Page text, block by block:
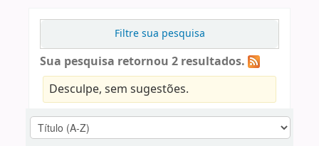
Filtre sua pesquisa
Sua pesquisa retornou 2 resultados.
Desculpe, sem sugestões.